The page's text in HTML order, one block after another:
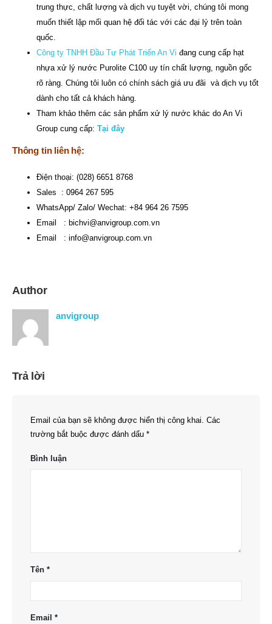
trung thực, chất lượng và dịch vụ tuyệt vời, chúng tôi mong
muốn thiết lập mối quan hệ đối tác với các đại lý trên toàn
quốc.
Công ty TNHH Đầu Tư Phát Triển An Vi đang cung cấp hạt
nhựa xử lý nước Purolite C100 uy tín chất lượng, nguồn gốc
rõ ràng. Chúng tôi luôn có chính sách giá ưu đãi và dịch vụ tốt
dành cho tất cả khách hàng.
Tham khảo thêm các sản phẩm xử lý nước khác do An Vi
Group cung cấp: Tại đây
Thông tin liên hệ:
Điện thoại: (028) 6651 8768
Sales : 0964 267 595
WhatsApp/ Zalo/ Wechat: +84 964 26 7595
Email : bichvi@anvigroup.com.vn
Email : info@anvigroup.com.vn
Author
anvigroup
Trả lời
Email của bạn sẽ không được hiển thị công khai. Các
trường bắt buộc được đánh dấu *
Bình luận
Tên *
Email *